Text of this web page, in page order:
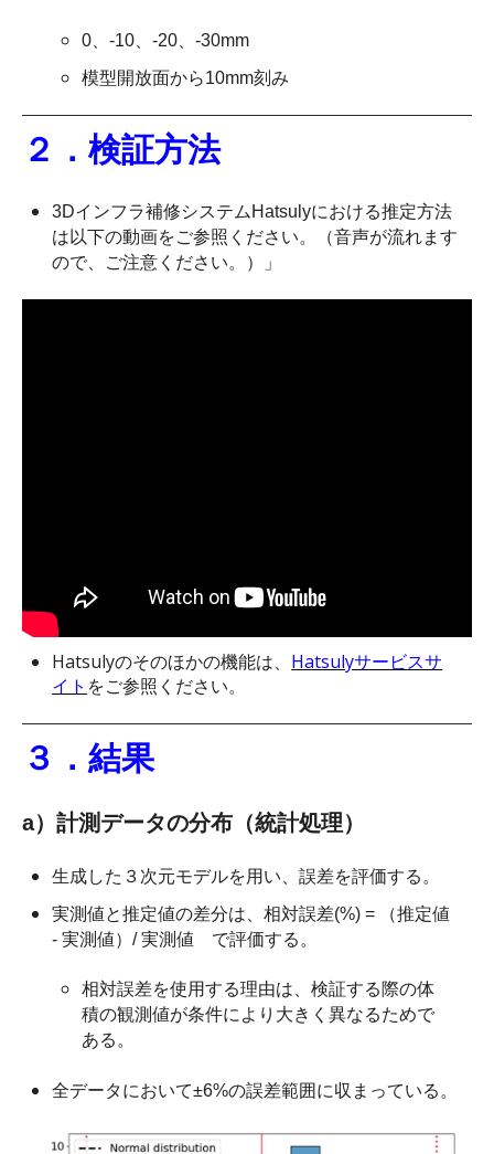
0、‐10、‐20、‐30mm
模型開放面から10mm刻み
２．検証方法
3Dインフラ補修システムHatsulyにおける推定方法
は以下の動画をご参照ください。（音声が流れます
ので、ご注意ください。）」
Hatsulyのそのほかの機能は、 Hatsulyサービスサ
イト をご参照ください。
３．結果
a）計測データの分布（統計処理）
生成した３次元モデルを用い、誤差を評価する。
実測値と推定値の差分は、相対誤差(%) = （推定値
- 実測値）/ 実測値 で評価する。
相対誤差を使用する理由は、検証する際の体
積の観測値が条件により大きく異なるためで
ある。
全データにおいて±6%の誤差範囲に収まっている。